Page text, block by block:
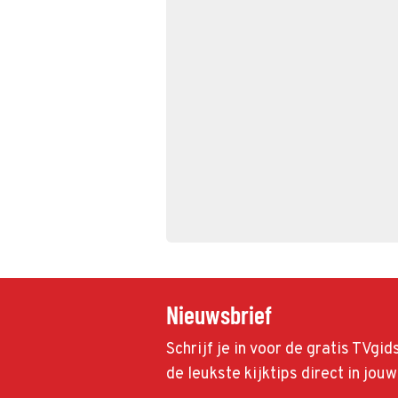
Nieuwsbrief
Schrijf je in voor de gratis
de leukste kijktips direct in